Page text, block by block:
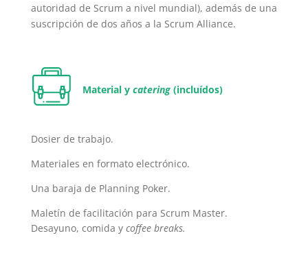
autoridad de Scrum a nivel mundial), además de una
suscripción de dos años a la Scrum Alliance.
Material y catering(incluídos)
Dosier de trabajo.
Materiales en formato electrónico.
Una baraja de Planning Poker.
Maletín de facilitación para Scrum Master.
Desayuno, comida y coffee breaks.